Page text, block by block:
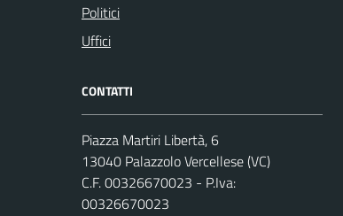
Politici
Uffici
CONTATTI
Piazza Martiri Libertà, 6
13040 Palazzolo Vercellese (VC)
C.F. 00326670023 - P.Iva:
00326670023